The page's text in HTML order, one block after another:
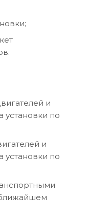
и
установки по
и
установки по